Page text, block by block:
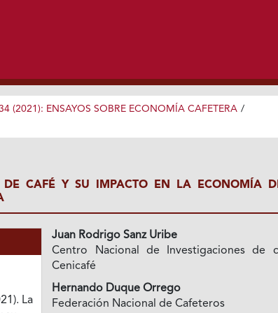
(2021): ENSAYOS SOBRE ECONOMÍA CAFETERA /
DE CAFÉ Y SU IMPACTO EN LA ECONOMÍA
La
Juan Rodrigo Sanz Uribe
Centro Nacional de Investigaciones de
Cenicafé
Hernando Duque Orrego
Federación Nacional de Cafeteros